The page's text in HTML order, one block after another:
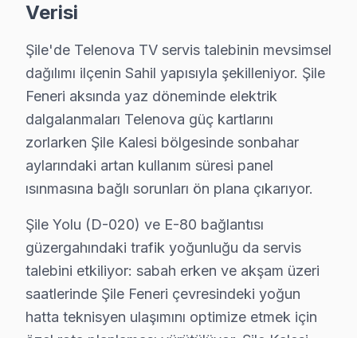
Garanti politikamız: İşçilik 24 ay, parça 36 ay. Sözlü
Şile Telenova Servisimizin Hizmet Verdiği
Şile'da Telenova televizyon servisi arıyorsanız,
Telenova TV Tamirinde Bilmeniz
Telenova TV ekranı karardı, ne yapmalıyım?
Şile'de backlight (arka aydınlatma) arızası veya panel
Yerinde tamir mi yapıyorsunuz, yoksa TV
Çoğu arızayerinde tamiredilir — TV'nizi taşımanıza
Garanti var mı?
Verisi
Şile'de Telenova TV servis talebinin mevsimsel
dağılımı ilçenin Sahil yapısıyla şekilleniyor. Şile
Feneri aksında yaz döneminde elektrik
dalgalanmaları Telenova güç kartlarını
zorlarken Şile Kalesi bölgesinde sonbahar
aylarındaki artan kullanım süresi panel
ısınmasına bağlı sorunları ön plana çıkarıyor.
Şile Yolu (D-020) ve E-80 bağlantısı
güzergahındaki trafik yoğunluğu da servis
talebini etkiliyor: sabah erken ve akşam üzeri
saatlerinde Şile Feneri çevresindeki yoğun
hatta teknisyen ulaşımını optimize etmek için